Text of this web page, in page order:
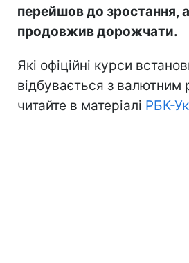
перейшов до зростання,
продовжив дорожчати.
Які офіційні курси
відбувається з валютним
читайте в матеріалі РБК-